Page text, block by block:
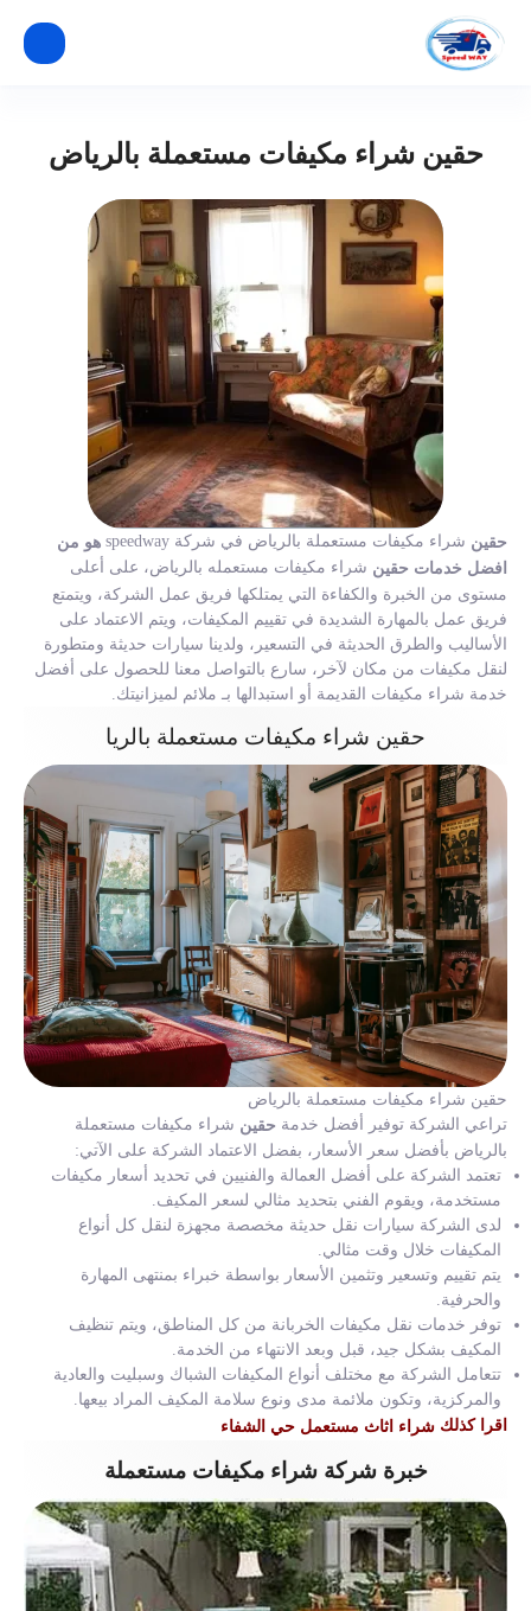
حقين شراء مكيفات مستعملة بالرياض
حقين شراء مكيفات مستعملة بالرياض في شركة speedway
هو من
افضل خدمات حقين شراء مكيفات مستعمله بالرياض، على أعلى
مستوى من الخبرة والكفاءة التي يمتلكها فريق عمل الشركة، ويتمتع
فريق عمل بالمهارة الشديدة في تقييم المكيفات، ويتم الاعتماد على
الأساليب والطرق الحديثة في التسعير، ولدينا سيارات حديثة ومتطورة
لنقل مكيفات من مكان لآخر، سارع بالتواصل معنا للحصول على أفضل
خدمة شراء مكيفات القديمة أو استبدالها بـ ملائم لميزانيتك.
حقين شراء مكيفات مستعملة بالريا
حقين شراء مكيفات مستعملة بالرياض
تراعي الشركة توفير أفضل خدمة حقين شراء مكيفات مستعملة
بالرياض بأفضل سعر الأسعار، بفضل الاعتماد الشركة على الآتي:
تعتمد الشركة على أفضل العمالة والفنيين في تحديد أسعار مكيفات
مستخدمة، ويقوم الفني بتحديد مثالي لسعر المكيف.
لدى الشركة سيارات نقل حديثة مخصصة مجهزة لنقل كل أنواع
المكيفات خلال وقت مثالي.
يتم تقييم وتسعير وتثمين الأسعار بواسطة خبراء بمنتهى المهارة
والحرفية.
توفر خدمات نقل مكيفات الخربانة من كل المناطق، ويتم تنظيف
المكيف بشكل جيد، قبل وبعد الانتهاء من الخدمة.
تتعامل الشركة مع مختلف أنواع المكيفات الشباك وسبليت والعادية
والمركزية، وتكون ملائمة مدى ونوع سلامة المكيف المراد بيعها.
اقرا كذلك شراء اثاث مستعمل حي الشفاء
خبرة شركة شراء مكيفات مستعملة